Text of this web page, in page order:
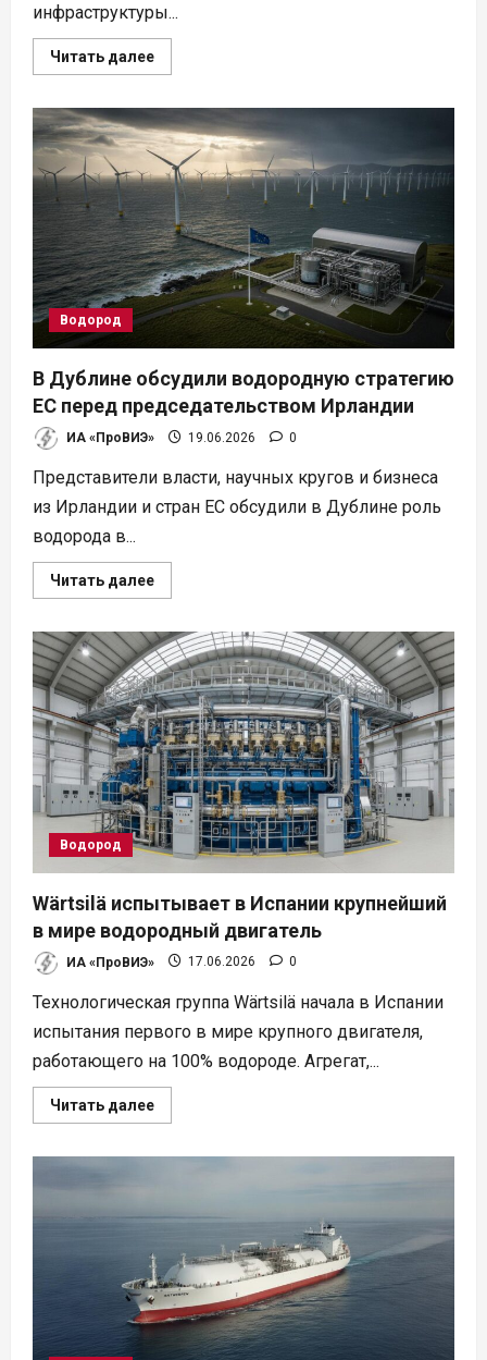
инфраструктуры...
Читать далееПрочитать
больше
и
Monter
строят
водородную
сеть
от
Адриатики
вглубь
Европы
Водород
В Дублине обсудили водородную стратегию
ЕС перед председательством Ирландии
ИА «ПроВИЭ» 19.06.2026 0
Представители власти, научных кругов и бизнеса
из Ирландии и стран ЕС обсудили в Дублине роль
водорода в...
Читать далееПрочитать
больше
Дублине
обсудили
водородную
стратегию
ЕС
перед
председательством
Ирландии
Водород
Wärtsilä испытывает в Испании крупнейший
в мире водородный двигатель
ИА «ПроВИЭ» 17.06.2026 0
Технологическая группа Wärtsilä начала в Испании
испытания первого в мире крупного двигателя,
работающего на 100% водороде. Агрегат,...
Читать далееПрочитать
больше
водородный
двигатель